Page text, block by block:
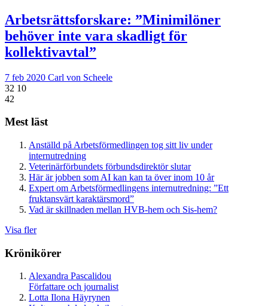
Arbetsrättsforskare: ”Minimilöner
behöver inte vara skadligt för
kollektivavtal”
7 feb 2020 Carl von Scheele
32 10
42
Mest läst
Anställd på Arbetsförmedlingen tog sitt liv under
internutredning
Veterinärförbundets förbundsdirektör slutar
Här är jobben som AI kan kan ta över inom 10 år
Expert om Arbetsförmedlingens internutredning: ”Ett
fruktansvärt karaktärsmord”
Vad är skillnaden mellan HVB-hem och Sis-hem?
Visa fler
Krönikörer
Alexandra Pascalidou
Författare och journalist
Lotta Ilona Häyrynen